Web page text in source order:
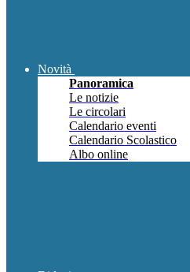
Novità
Panoramica
Le notizie
Le circolari
Calendario eventi
Calendario Scolastico
Albo online